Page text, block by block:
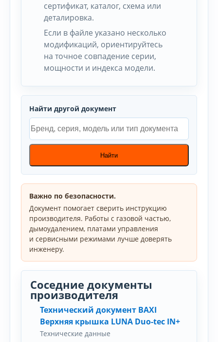
сертификат, каталог, схема или
деталировка.
Если в файле указано несколько
модификаций, ориентируйтесь
на точное совпадение серии,
мощности и индекса модели.
Найти другой документ
Найти
Важно по безопасности.
Документ помогает сверить инструкцию
производителя. Работы с газовой частью,
дымоудалением, платами управления
и сервисными режимами лучше доверять
инженеру.
Соседние документы
производителя
Технический документ BAXI
Верхняя крышка LUNA Duo-tec IN+
Технические данные